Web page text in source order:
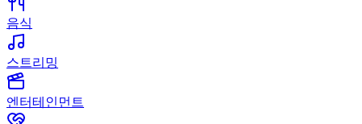
음식
스트리밍
엔터테인먼트